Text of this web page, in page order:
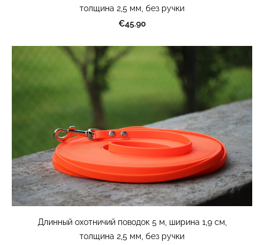
толщина 2,5 мм, без ручки
€45.90
Длинный охотничий поводок 5 м, ширина 1,9 см,
толщина 2,5 мм, без ручки